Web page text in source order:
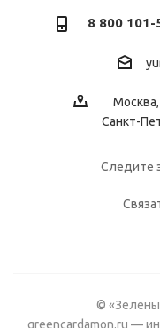
8 800
Москва,
Санкт-
Следите
©
greencardamon.ru —